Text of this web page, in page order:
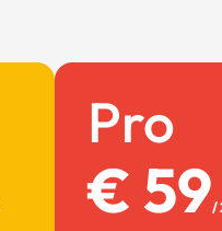
Pro
€ 59/